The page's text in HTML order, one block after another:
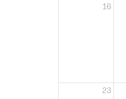
16
23